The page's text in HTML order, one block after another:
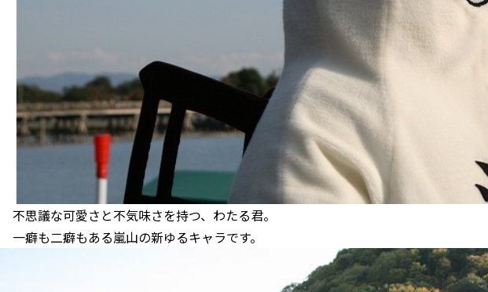
不思議な可愛さと不気味さを持つ、わたる君。
一癖も二癖もある嵐山の新ゆるキャラです。